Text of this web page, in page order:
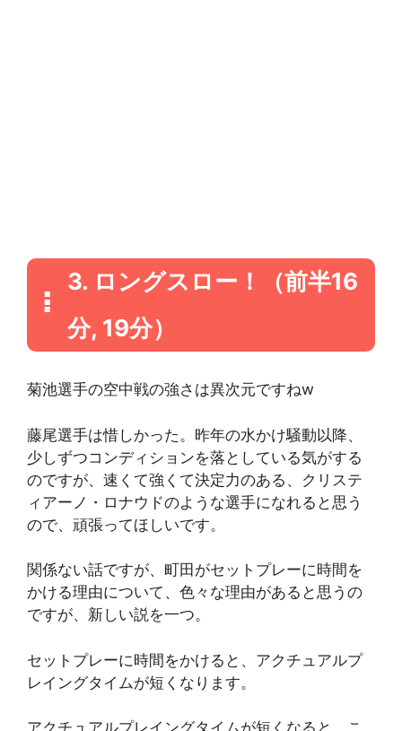
3. ロングスロー！（前半16
分, 19分）
菊池選手の空中戦の強さは異次元ですねw
藤尾選手は惜しかった。昨年の水かけ騒動以降、
少しずつコンディションを落としている気がする
のですが、速くて強くて決定力のある、クリステ
ィアーノ・ロナウドのような選手になれると思う
ので、頑張ってほしいです。
関係ない話ですが、町田がセットプレーに時間を
かける理由について、色々な理由があると思うの
ですが、新しい説を一つ。
セットプレーに時間をかけると、アクチュアルプ
レイングタイムが短くなります。